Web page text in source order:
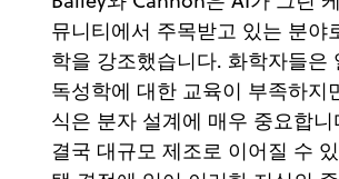
뮤니티에서 주목받고 있는 분야
학을 강조했습니다. 화학자들은
독성학에 대한 교육이 부족하지
식은 분자 설계에 매우 중요합
결국 대규모 제조로 이어질 수